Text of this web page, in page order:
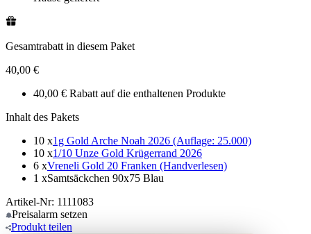
Gesamtrabatt in diesem Paket
40,00 €
40,00 € Rabatt auf die enthaltenen Produkte
Inhalt des Pakets
10 x1g Gold Arche Noah 2026 (Auflage: 25.000)
10 x1/10 Unze Gold Krügerrand 2026
6 xVreneli Gold 20 Franken (Handverlesen)
1 xSamtsäckchen 90x75 Blau
Artikel-Nr: 1111083
Preisalarm setzen
Produkt teilen